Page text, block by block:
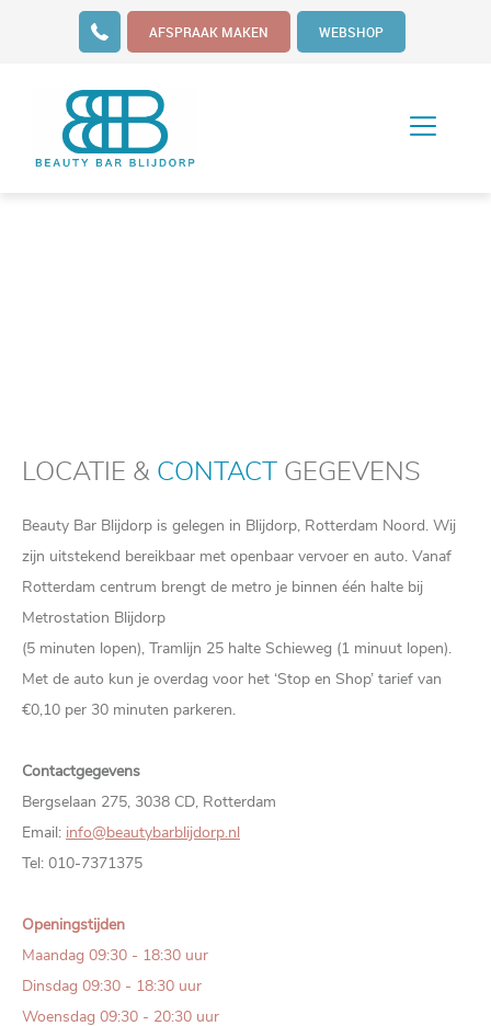
AFSPRAAK MAKEN WEBSHOP
LOCATIE & CONTACT GEGEVENS
Beauty Bar Blijdorp is gelegen in Blijdorp, Rotterdam Noord. Wij
zijn uitstekend bereikbaar met openbaar vervoer en auto. Vanaf
Rotterdam centrum brengt de metro je binnen één halte bij
Metrostation Blijdorp
(5 minuten lopen), Tramlijn 25 halte Schieweg (1 minuut lopen).
Met de auto kun je overdag voor het ‘Stop en Shop’ tarief van
€0,10 per 30 minuten parkeren.
Contactgegevens
Bergselaan 275, 3038 CD, Rotterdam
Email: info@beautybarblijdorp.nl
Tel: 010-7371375
Openingstijden
Maandag 09:30 - 18:30 uur
Dinsdag 09:30 - 18:30 uur
Woensdag 09:30 - 20:30 uur